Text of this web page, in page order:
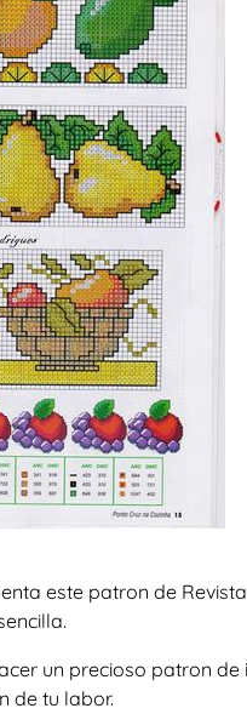
este patron de
un precioso patron
de tu labor.